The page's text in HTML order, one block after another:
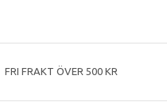
FRI FRAKT ÖVER 500 KR